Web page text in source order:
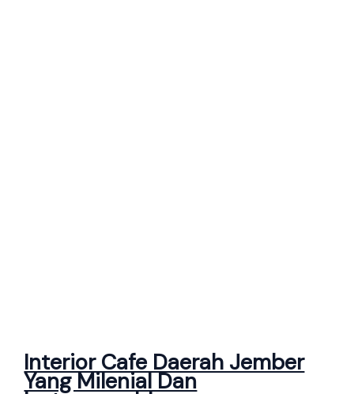
Interior Cafe Daerah Jember
Yang Milenial Dan